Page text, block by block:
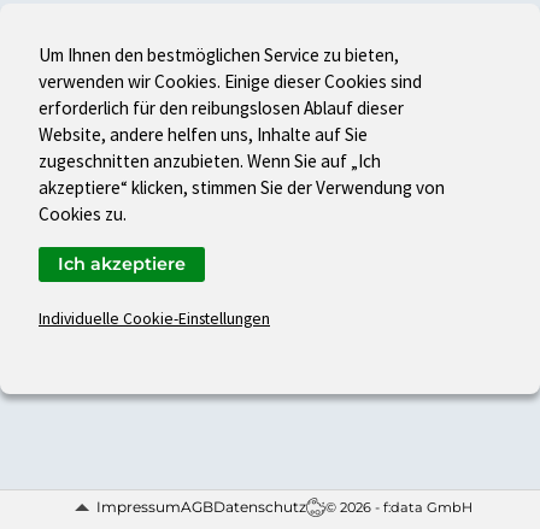
ImpressumAGBDatenschutz © 2026 - f:data GmbH
Um Ihnen den bestmöglichen Service zu bieten,
verwenden wir Cookies. Einige dieser Cookies sind
erforderlich für den reibungslosen Ablauf dieser
Website, andere helfen uns, Inhalte auf Sie
zugeschnitten anzubieten. Wenn Sie auf „Ich
akzeptiere“ klicken, stimmen Sie der Verwendung von
Cookies zu.
Individuelle Cookie-Einstellungen
Ich akzeptiere